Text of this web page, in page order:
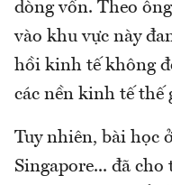
dòng vốn. Theo
vào khu vực này
hồi kinh tế không
các nền kinh tế thế
Tuy nhiên, bài học
Singapore... đã cho